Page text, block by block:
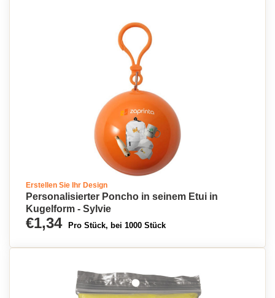
Erstellen Sie Ihr Design
Personalisierter Poncho in seinem Etui in
Kugelform - Sylvie
€1,34 Pro Stück, bei 1000 Stück